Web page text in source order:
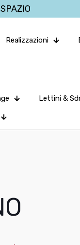
Realizzazioni
Lettini &